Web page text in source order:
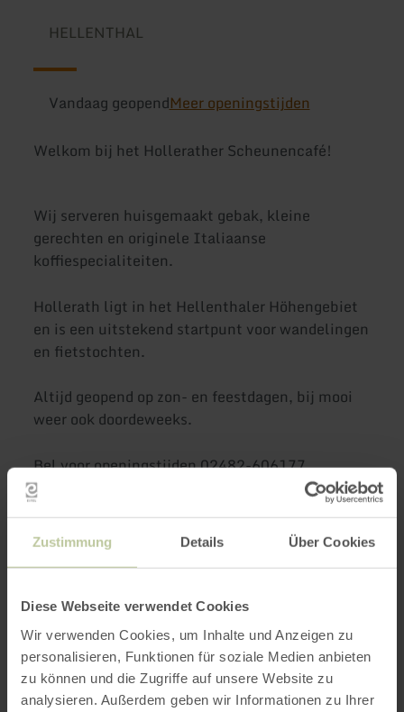
Zustimmung Details Über Cookies
Diese Webseite verwendet Cookies
Wir verwenden Cookies, um Inhalte und Anzeigen zu
personalisieren, Funktionen für soziale Medien anbieten
zu können und die Zugriffe auf unsere Website zu
analysieren. Außerdem geben wir Informationen zu Ihrer
HELLENTHAL
Vandaag geopendMeer openingstijden
Welkom bij het Hollerather Scheunencafé!
Wij serveren huisgemaakt gebak, kleine
gerechten en originele Italiaanse
koffiespecialiteiten.
Hollerath ligt in het Hellenthaler Höhengebiet
en is een uitstekend startpunt voor wandelingen
en fietstochten.
Altijd geopend op zon- en feestdagen, bij mooi
weer ook doordeweeks.
Bel voor openingstijden 02482-606177
Informatie zonder garantie
Meer informatie